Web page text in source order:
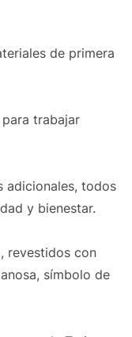
de primera
trabajar
adicionales, todos
y bienestar.
revestidos con
símbolo de